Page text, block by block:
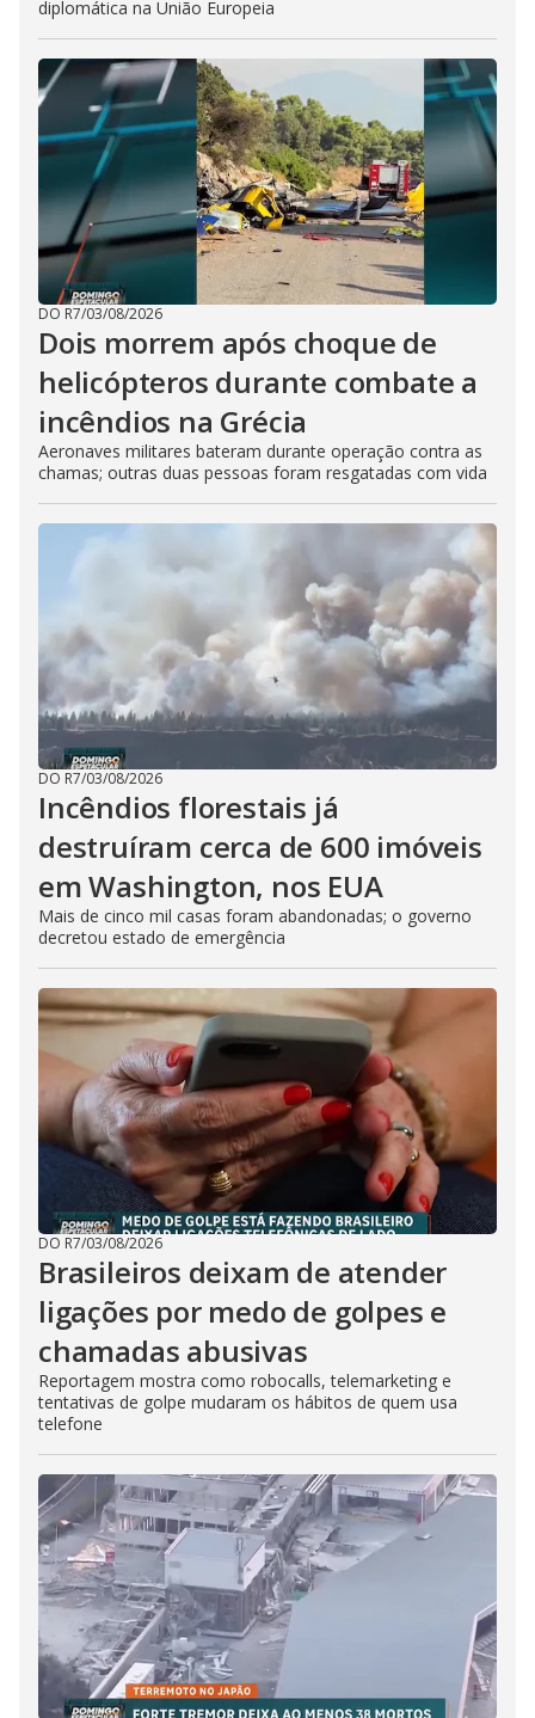
diplomática na União Europeia
DO R7/03/08/2026
Dois morrem após choque de
helicópteros durante combate a
incêndios na Grécia
Aeronaves militares bateram durante operação contra as
chamas; outras duas pessoas foram resgatadas com vida
DO R7/03/08/2026
Incêndios florestais já
destruíram cerca de 600 imóveis
em Washington, nos EUA
Mais de cinco mil casas foram abandonadas; o governo
decretou estado de emergência
DO R7/03/08/2026
Brasileiros deixam de atender
ligações por medo de golpes e
chamadas abusivas
Reportagem mostra como robocalls, telemarketing e
tentativas de golpe mudaram os hábitos de quem usa
telefone